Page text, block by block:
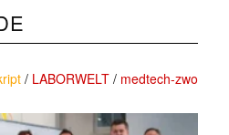
/ LABORWELT / medtech-zwo